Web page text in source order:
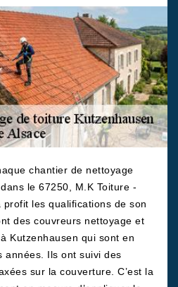
chantier de nettoyage
le 67250, M.K Toiture -
profit les qualifications de son
des couvreurs nettoyage et
Kutzenhausen qui sont en
années. Ils ont suivi des
sur la couverture. C’est la